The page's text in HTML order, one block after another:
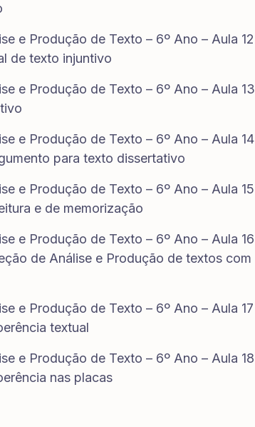
e Produção de Texto – 6º Ano – Aula 12
de texto injuntivo
e Produção de Texto – 6º Ano – Aula 13
e Produção de Texto – 6º Ano – Aula 14
para texto dissertativo
e Produção de Texto – 6º Ano – Aula 15
e de memorização
e Produção de Texto – 6º Ano – Aula 16
de Análise e Produção de textos com
e Produção de Texto – 6º Ano – Aula 17
textual
e Produção de Texto – 6º Ano – Aula 18
nas placas